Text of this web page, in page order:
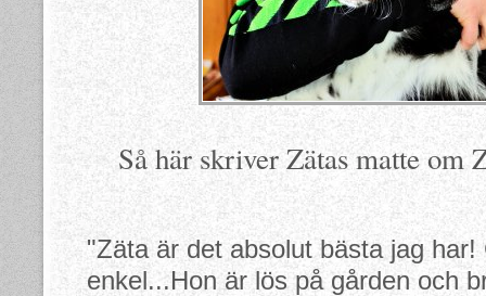
Så här skriver Zätas matte om
"Zäta är det absolut bästa jag
enkel...Hon är lös på gården och